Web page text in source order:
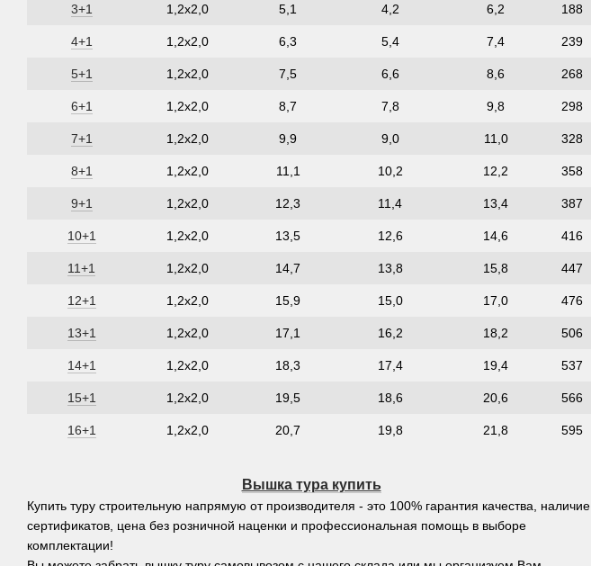
3+1 1,2х2,0 5,1 4,2 6,2 188
4+1 1,2х2,0 6,3 5,4 7,4 239
5+1 1,2х2,0 7,5 6,6 8,6 268
6+1 1,2х2,0 8,7 7,8 9,8 298
7+1 1,2х2,0 9,9 9,0 11,0 328
8+1 1,2х2,0 11,1 10,2 12,2 358
9+1 1,2х2,0 12,3 11,4 13,4 387
10+1 1,2х2,0 13,5 12,6 14,6 416
11+1 1,2х2,0 14,7 13,8 15,8 447
12+1 1,2х2,0 15,9 15,0 17,0 476
13+1 1,2х2,0 17,1 16,2 18,2 506
14+1 1,2х2,0 18,3 17,4 19,4 537
15+1 1,2х2,0 19,5 18,6 20,6 566
16+1 1,2х2,0 20,7 19,8 21,8 595
Вышка тура купить
Купить туру строительную напрямую от производителя - это 100% гарантия качества, наличие
сертификатов, цена без розничной наценки и профессиональная помощь в выборе
комплектации!